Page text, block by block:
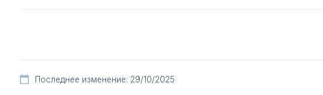
Последнее изменение: 29/10/2025